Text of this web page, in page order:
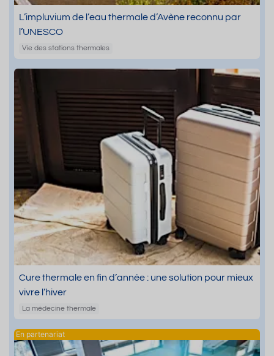
L’impluvium de l’eau thermale d’Avène reconnu par
l’UNESCO
Vie des stations thermales
Cure thermale en fin d’année : une solution pour mieux
vivre l’hiver
La médecine thermale